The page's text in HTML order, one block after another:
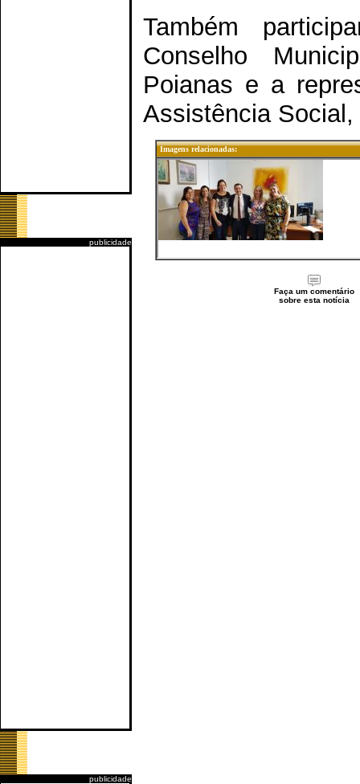
publicidade
publicidade
Também
Conselho
Poianas e a
Assistência
Imagens relacionadas:
Faça um comentário
sobre esta notícia